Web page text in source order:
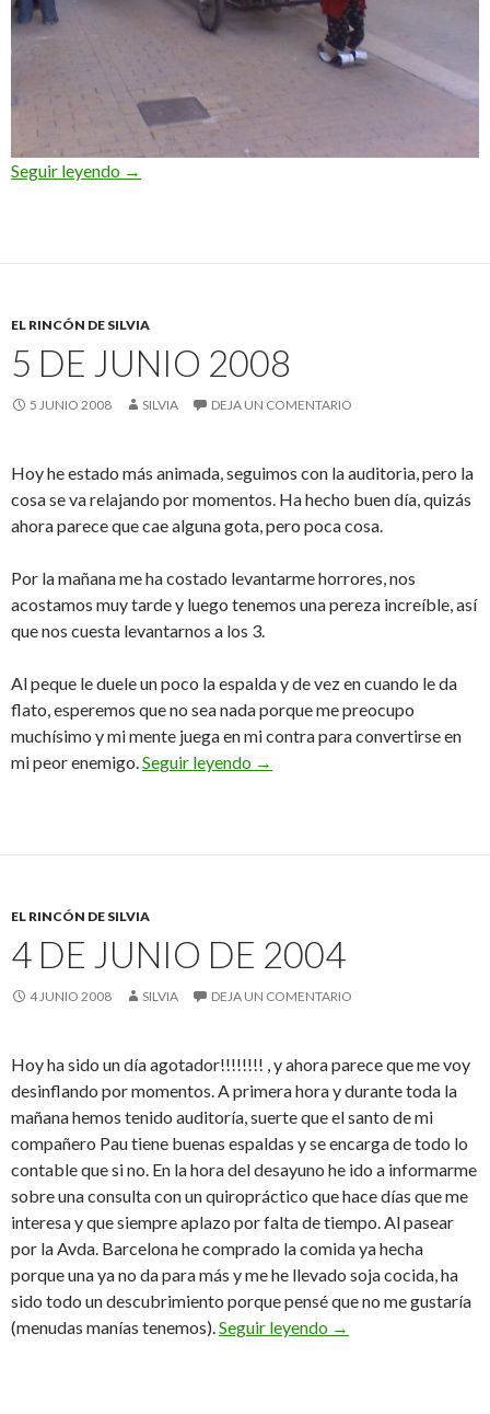
Seguir leyendo El timbaler del Bruc
→
EL RINCÓN DE SILVIA
5 DE JUNIO 2008
5 JUNIO 2008 SILVIA DEJA UN COMENTARIO
Hoy he estado más animada, seguimos con la auditoria, pero la
cosa se va relajando por momentos. Ha hecho buen día, quizás
ahora parece que cae alguna gota, pero poca cosa.
Por la mañana me ha costado levantarme horrores, nos
acostamos muy tarde y luego tenemos una pereza increíble, así
que nos cuesta levantarnos a los 3.
Al peque le duele un poco la espalda y de vez en cuando le da
flato, esperemos que no sea nada porque me preocupo
muchísimo y mi mente juega en mi contra para convertirse en
mi peor enemigo. Seguir leyendo 5 de junio 2008
→
EL RINCÓN DE SILVIA
4 DE JUNIO DE 2004
4 JUNIO 2008 SILVIA DEJA UN COMENTARIO
Hoy ha sido un día agotador!!!!!!!! , y ahora parece que me voy
desinflando por momentos. A primera hora y durante toda la
mañana hemos tenido auditoría, suerte que el santo de mi
compañero Pau tiene buenas espaldas y se encarga de todo lo
contable que si no. En la hora del desayuno he ido a informarme
sobre una consulta con un quiropráctico que hace días que me
interesa y que siempre aplazo por falta de tiempo. Al pasear
por la Avda. Barcelona he comprado la comida ya hecha
porque una ya no da para más y me he llevado soja cocida, ha
sido todo un descubrimiento porque pensé que no me gustaría
(menudas manías tenemos). Seguir leyendo 4 de junio de 2004
→